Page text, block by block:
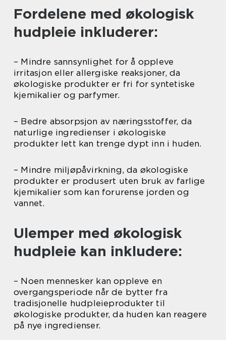
Fordelene med økologisk
hudpleie inkluderer:
– Mindre sannsynlighet for å oppleve
irritasjon eller allergiske reaksjoner, da
økologiske produkter er fri for syntetiske
kjemikalier og parfymer.
– Bedre absorpsjon av næringsstoffer, da
naturlige ingredienser i økologiske
produkter lett kan trenge dypt inn i huden.
– Mindre miljøpåvirkning, da økologiske
produkter er produsert uten bruk av farlige
kjemikalier som kan forurense jorden og
vannet.
Ulemper med økologisk
hudpleie kan inkludere:
– Noen mennesker kan oppleve en
overgangsperiode når de bytter fra
tradisjonelle hudpleieprodukter til
økologiske produkter, da huden kan reagere
på nye ingredienser.